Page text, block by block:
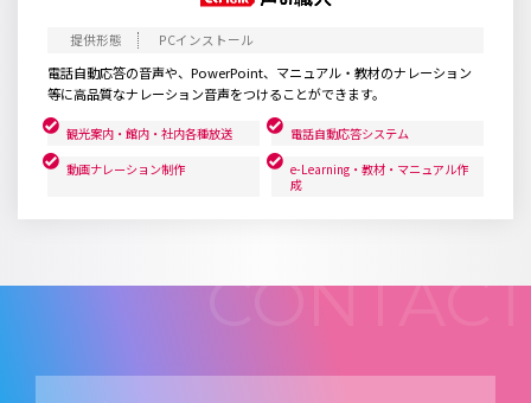
PCインストール
電話自動応答の音声や、PowerPoint、マニュアル・教材のナレーション
等に高品質なナレーション音声をつけることができます。
観光案内・館内・社内各種放送
電話自動応答システム
動画ナレーション制作
e-Learning・教材・マニュアル作
成